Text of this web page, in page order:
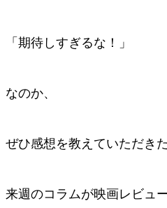
「期待しすぎるな！」
なのか、
ぜひ感想を教えていただきた
来週のコラムが映画レビュ